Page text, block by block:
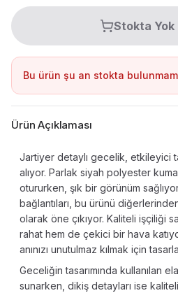
Stokta Yok
Bu ürün şu an stokta
Ürün Açıklaması
Jartiyer detaylı gecelik, etkileyici
alıyor. Parlak siyah polyester
otururken, şık bir görünüm
bağlantıları, bu ürünü
olarak öne çıkıyor. Kaliteli işçiliği
rahat hem de çekici bir hava
anınızı unutulmaz kılmak için
Geceliğin tasarımında kullanılan
sunarken, dikiş detayları ise